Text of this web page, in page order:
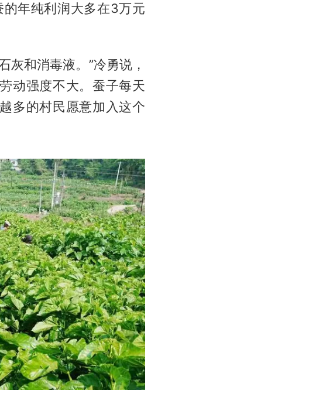
年纯利润大多在3万元
灰和消毒液。”冷勇说，
动强度不大。蚕子每天
多的村民愿意加入这个